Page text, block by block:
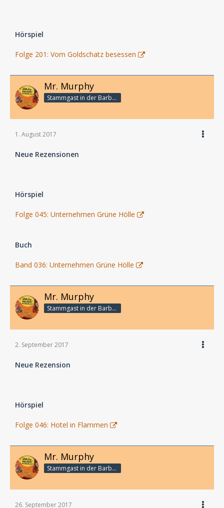
Hörspiel
Folge 201: Vom Goldschatz besessen
Mr. Murphy
Stammgast in der Barbarabar
1. August 2017
Neue Rezensionen
Hörspiel
Folge 045: Unternehmen Grüne Hölle
Buch
Band 036: Unternehmen Grüne Hölle
Mr. Murphy
Stammgast in der Barbarabar
2. September 2017
Neue Rezension
Hörspiel
Folge 046: Hotel in Flammen
Mr. Murphy
Stammgast in der Barbarabar
26. September 2017